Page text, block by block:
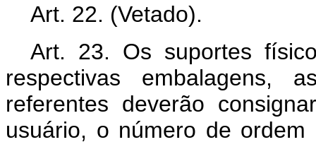
Art. 22. (Vetado).
Art. 23. Os suportes
respectivas embalagens,
referentes deverão
usuário, o número de